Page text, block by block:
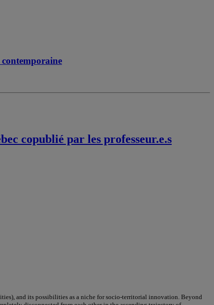
copublié par les professeur.e.s
and its possibilities as a niche for socio-territorial innovation. Beyond